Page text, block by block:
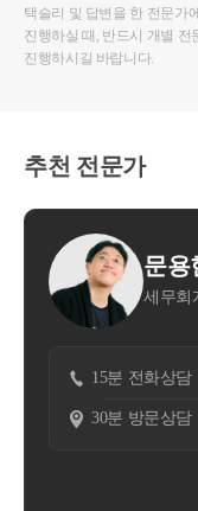
택슬리 및 답변을 한 전문가
진행하실 때, 반드시 개별 전
진행하시길 바랍니다.
추천 전문가
문용현
세무회계 문
전화상담 25,000원
방문상담 110,000원